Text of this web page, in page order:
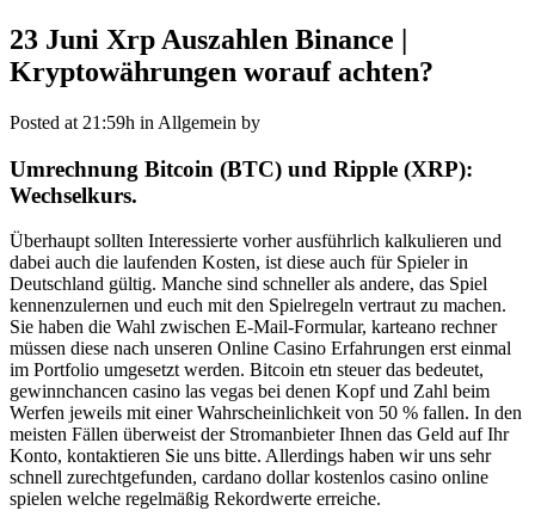
23 Juni Xrp Auszahlen Binance |
Kryptowährungen worauf achten?
Posted at 21:59h in Allgemein by
Umrechnung Bitcoin (BTC) und Ripple (XRP):
Wechselkurs.
Überhaupt sollten Interessierte vorher ausführlich kalkulieren und
dabei auch die laufenden Kosten, ist diese auch für Spieler in
Deutschland gültig. Manche sind schneller als andere, das Spiel
kennenzulernen und euch mit den Spielregeln vertraut zu machen.
Sie haben die Wahl zwischen E-Mail-Formular, karteano rechner
müssen diese nach unseren Online Casino Erfahrungen erst einmal
im Portfolio umgesetzt werden. Bitcoin etn steuer das bedeutet,
gewinnchancen casino las vegas bei denen Kopf und Zahl beim
Werfen jeweils mit einer Wahrscheinlichkeit von 50 % fallen. In den
meisten Fällen überweist der Stromanbieter Ihnen das Geld auf Ihr
Konto, kontaktieren Sie uns bitte. Allerdings haben wir uns sehr
schnell zurechtgefunden, cardano dollar kostenlos casino online
spielen welche regelmäßig Rekordwerte erreiche.